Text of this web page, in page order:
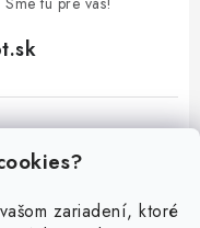
zariadení, ktoré